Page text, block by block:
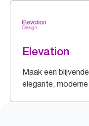
Elevation
Maak een
elegante,